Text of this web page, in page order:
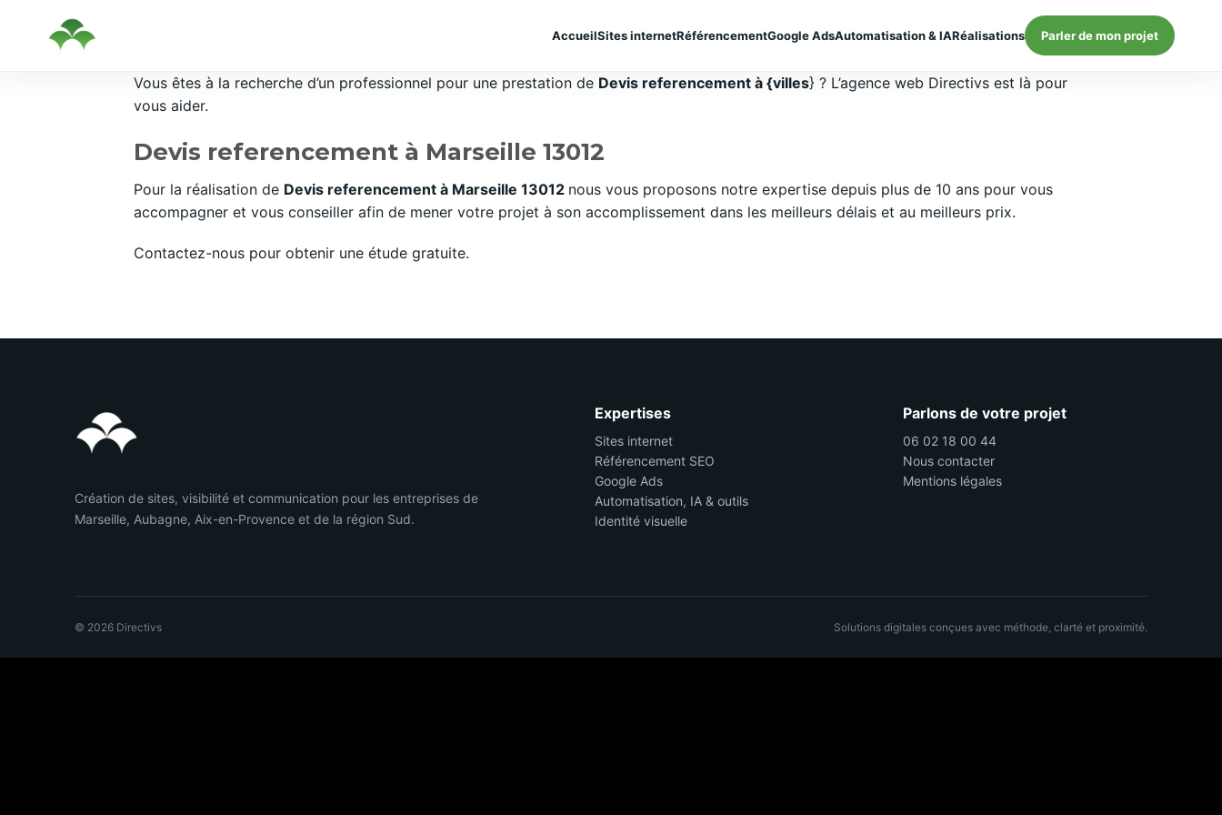
AccueilSites internetRéférencementGoogle AdsAutomatisation & IARéalisations Parler de mon projet
Vous êtes à la recherche d’un professionnel pour une prestation de Devis referencement à {villes} ? L’agence web Directivs est là pour
vous aider.
Devis referencement à Marseille 13012
Pour la réalisation de Devis referencement à Marseille 13012 nous vous proposons notre expertise depuis plus de 10 ans pour vous
accompagner et vous conseiller afin de mener votre projet à son accomplissement dans les meilleurs délais et au meilleurs prix.
Contactez-nous pour obtenir une étude gratuite.
Création de sites, visibilité et communication pour les entreprises de
Marseille, Aubagne, Aix-en-Provence et de la région Sud.
Expertises
Sites internet
Référencement SEO
Google Ads
Automatisation, IA & outils
Identité visuelle
Parlons de votre projet
06 02 18 00 44
Nous contacter
Mentions légales
© 2026 Directivs Solutions digitales conçues avec méthode, clarté et proximité.